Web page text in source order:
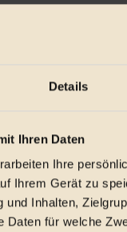
Details
Ihren Daten
Ihre
Ihrem Gerät zu
und Inhalten,
Daten für welche